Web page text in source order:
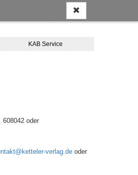
Warenkorb
KAB Service
oder
verlag.de oder